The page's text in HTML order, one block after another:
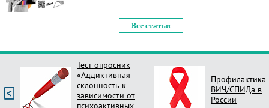
Все статьи
Профилактика
ВИЧ/СПИДа в
России
Опрос Оцени
новый стиль
поликлиник